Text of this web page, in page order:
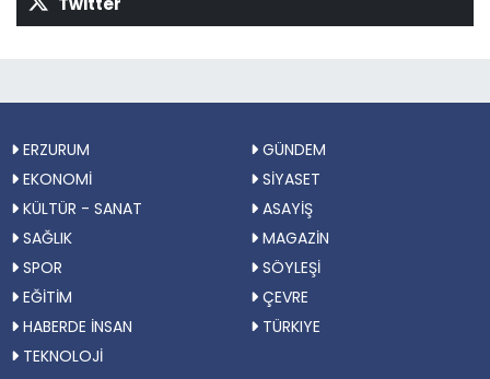
ERZURUM
GÜNDEM
EKONOMİ
SİYASET
KÜLTÜR - SANAT
ASAYİŞ
SAĞLIK
MAGAZİN
SPOR
SÖYLEŞİ
EĞİTİM
ÇEVRE
HABERDE İNSAN
TÜRKIYE
TEKNOLOJİ